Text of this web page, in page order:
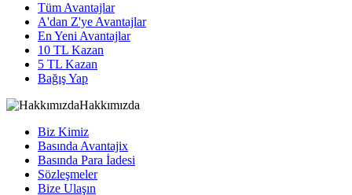
Tüm Avantajlar
A'dan Z'ye Avantajlar
En Yeni Avantajlar
10 TL Kazan
5 TL Kazan
Bağış Yap
Hakkımızda
Biz Kimiz
Basında Avantajix
Basında Para İadesi
Sözleşmeler
Bize Ulaşın